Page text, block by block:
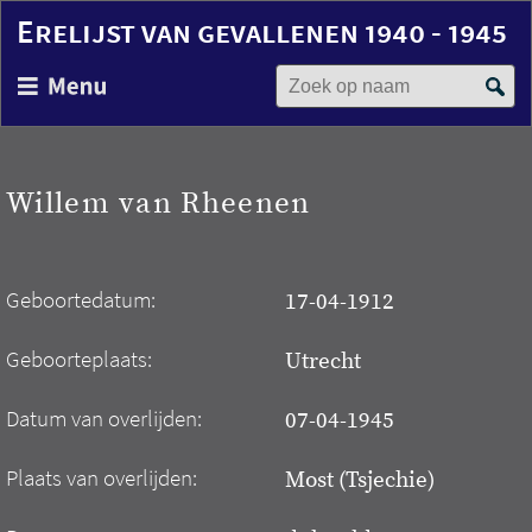
en
gaan
Erelijst van gevallenen 1940 - 1945
Zoek op naam
Willem van Rheenen
Geboortedatum: 17-04-1912
Geboorteplaats: Utrecht
Datum van overlijden: 07-04-1945
Plaats van overlijden: Most (Tsjechie)